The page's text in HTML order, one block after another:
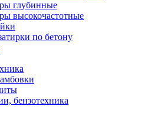
глубинные
высокочастотные
по бетону
бензотехника